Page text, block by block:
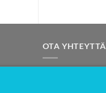
OTA YHTEYTTÄ